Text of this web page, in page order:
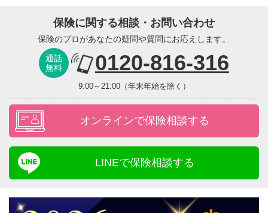
保険に関する相談・お問い合わせ
保険のプロがあなたの疑問や質問にお応えします。
通話
無料
0120-816-316
9:00～21:00（年末年始を除く）
オンラインで保険相談する
LINEで保険相談する